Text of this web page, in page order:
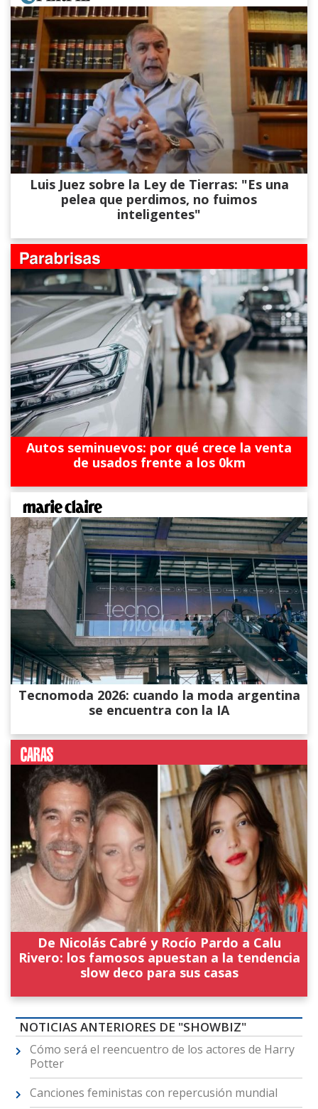
Luis Juez sobre la Ley de Tierras: "Es una
pelea que perdimos, no fuimos
inteligentes"
Autos seminuevos: por qué crece la venta
de usados frente a los 0km
Tecnomoda 2026: cuando la moda argentina
se encuentra con la IA
De Nicolás Cabré y Rocío Pardo a Calu
Rivero: los famosos apuestan a la tendencia
slow deco para sus casas
NOTICIAS ANTERIORES DE "SHOWBIZ"
Cómo será el reencuentro de los actores de Harry
Potter
Canciones feministas con repercusión mundial